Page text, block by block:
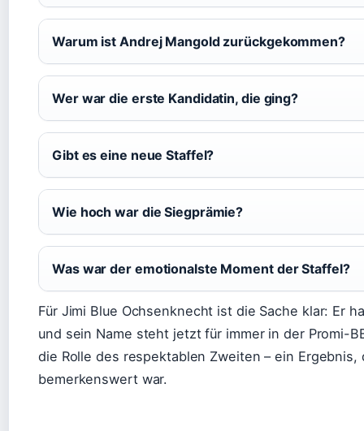
Warum ist Andrej Mangold zurückgekommen?
Wer war die erste Kandidatin, die ging?
Gibt es eine neue Staffel?
Wie hoch war die Siegprämie?
Was war der emotionalste Moment der Staffel?
Für Jimi Blue Ochsenknecht ist die Sache klar: Er
und sein Name steht jetzt für immer in der Promi-
die Rolle des respektablen Zweiten – ein
bemerkenswert war.